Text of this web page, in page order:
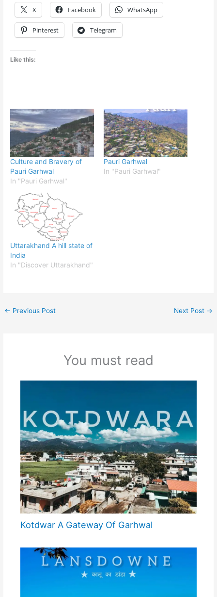
X Facebook WhatsApp
Pinterest Telegram
Like this:
Culture and Bravery of
Pauri Garhwal
In "Pauri Garhwal"
Pauri Garhwal
In "Pauri Garhwal"
Uttarakhand A hill state of
India
In "Discover Uttarakhand"
← Previous Post Next Post →
You must read
Kotdwar A Gateway Of Garhwal